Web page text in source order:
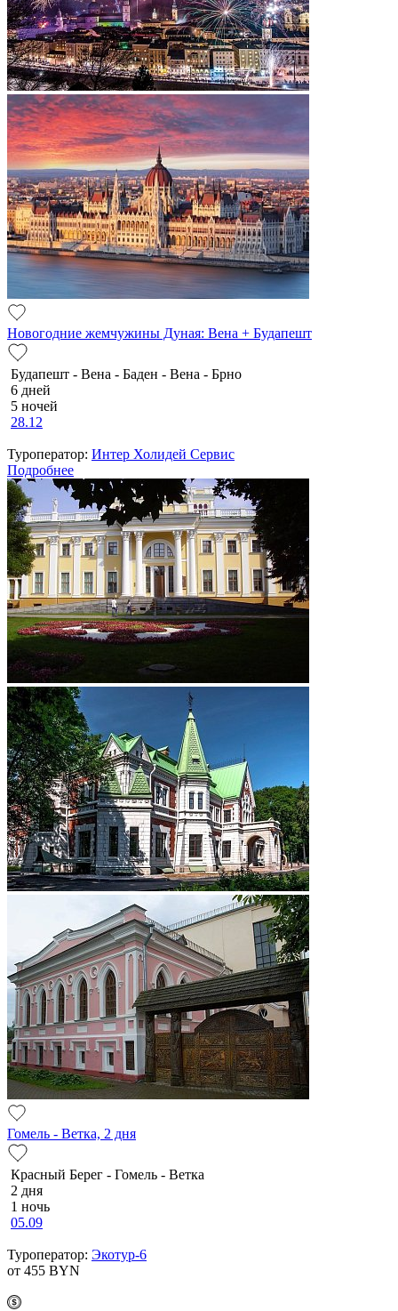
Новогодние жемчужины Дуная: Вена + Будапешт
Будапешт - Вена - Баден - Вена - Брно
6 дней
5 ночей
28.12
Туроператор: Интер Холидей Сервис
Подробнее
Гомель - Ветка, 2 дня
Красный Берег - Гомель - Ветка
2 дня
1 ночь
05.09
Туроператор: Экотур-6
от 455 BYN